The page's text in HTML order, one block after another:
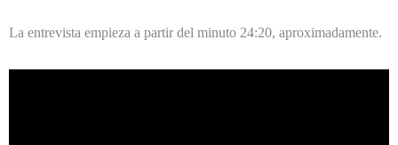
La entrevista empieza a partir del minuto 24:20, aproximadamente.